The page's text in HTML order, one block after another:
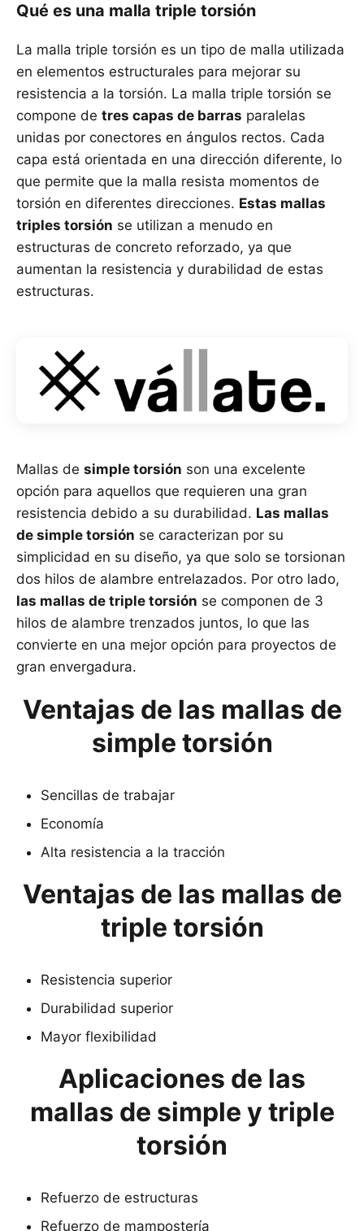
Qué es una malla triple torsión
La malla triple torsión es un tipo de malla utilizada
en elementos estructurales para mejorar su
resistencia a la torsión. La malla triple torsión se
compone de tres capas de barras paralelas
unidas por conectores en ángulos rectos. Cada
capa está orientada en una dirección diferente, lo
que permite que la malla resista momentos de
torsión en diferentes direcciones. Estas mallas
triples torsión se utilizan a menudo en
estructuras de concreto reforzado, ya que
aumentan la resistencia y durabilidad de estas
estructuras.
Mallas de simple torsión son una excelente
opción para aquellos que requieren una gran
resistencia debido a su durabilidad. Las mallas
de simple torsión se caracterizan por su
simplicidad en su diseño, ya que solo se torsionan
dos hilos de alambre entrelazados. Por otro lado,
las mallas de triple torsión se componen de 3
hilos de alambre trenzados juntos, lo que las
convierte en una mejor opción para proyectos de
gran envergadura.
Ventajas de las mallas de
simple torsión
Sencillas de trabajar
Economía
Alta resistencia a la tracción
Ventajas de las mallas de
triple torsión
Resistencia superior
Durabilidad superior
Mayor flexibilidad
Aplicaciones de las
mallas de simple y triple
torsión
Refuerzo de estructuras
Refuerzo de mampostería